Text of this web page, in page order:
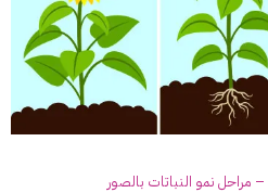
– مراحل نمو النباتات بالصور